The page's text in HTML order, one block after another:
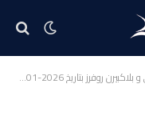
إنجلترا, كاس الاتحاد الإنجليزي – الدور 3